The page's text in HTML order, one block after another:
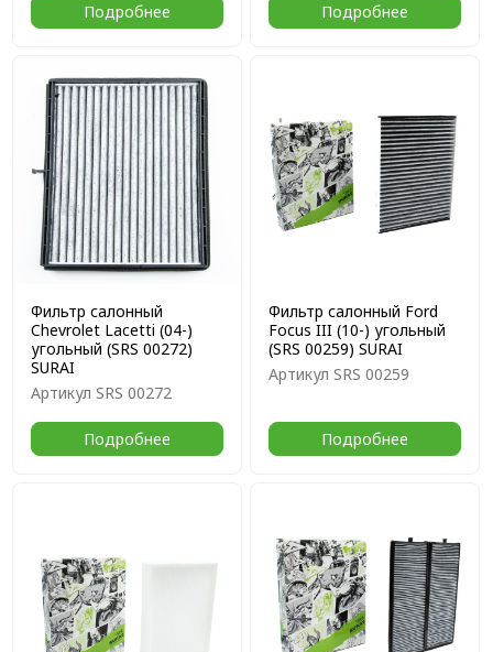
Подробнее Подробнее
Фильтр салонный
Chevrolet Lacetti (04-)
угольный (SRS 00272)
SURAI
Артикул SRS 00272
Подробнее
Фильтр салонный Ford
Focus III (10-) угольный
(SRS 00259) SURAI
Артикул SRS 00259
Подробнее